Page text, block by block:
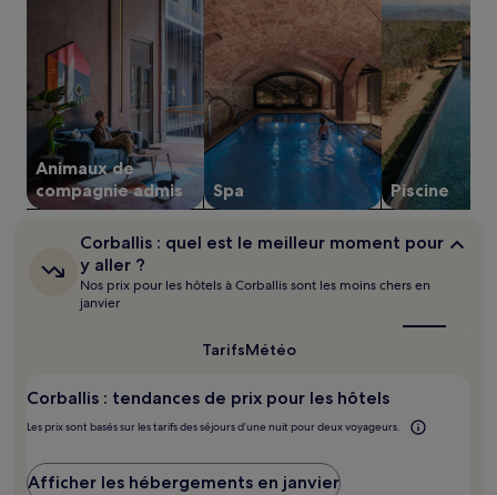
2 adultes.
prix
et
la
disponibilité
sont
susceptibles
de
conditions
supplémentaires
peuvent
Animaux de
compagnie admis
Spa Piscine
Corballis :
quel
est
le
meilleur
Corballis : quel est le meilleur moment pour
y aller ?
Nos prix pour les hôtels à Corballis sont les moins chers en
janvier
TarifsMétéo
Corballis : tendances de prix pour les hôtels
Les prix sont basés sur les tarifs des séjours d’une nuit pour deux voyageurs.
Afficher les hébergements en janvier